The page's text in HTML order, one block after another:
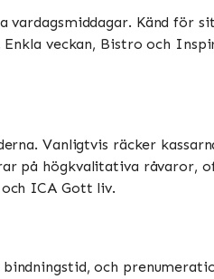
Känd för
veckan, Bistro och
Vanligtvis räcker
på högkvalitativa råvaror,
ICA Gott liv​​.
och